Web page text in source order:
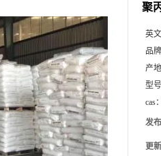
聚
英
品
产
型
cas
发
更